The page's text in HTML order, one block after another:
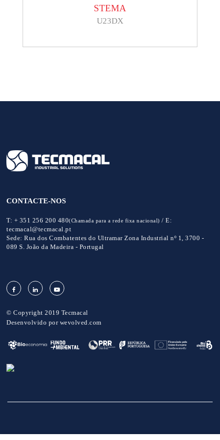
STEMA
U23DX
CONTACTE-NOS
T: + 351 256 200 480(Chamada para a rede fixa nacional) /E:
tecmacal@tecmacal.pt
Sede: Rua dos Combatentes do Ultramar Zona Industrial nº 1, 3700 -
089 S. João da Madeira - Portugal
© Copyright 2019 Tecmacal
Desenvolvido por wevolved.com